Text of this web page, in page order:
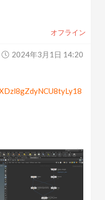
オフライン
2024年3月1日 14:20